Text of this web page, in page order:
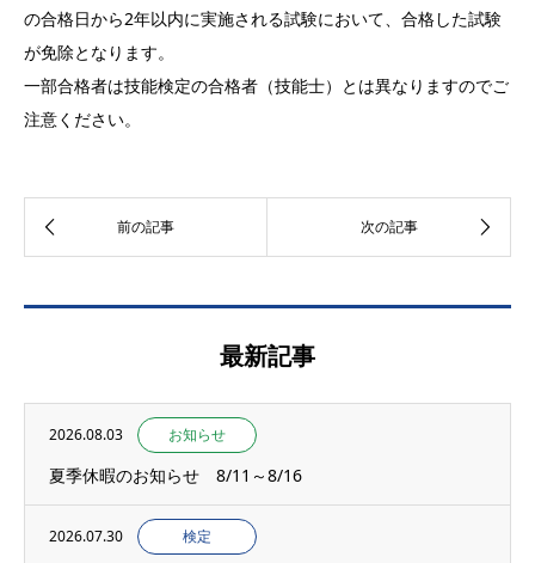
の合格日から2年以内に実施される試験において、合格した試験
が免除となります。
一部合格者は技能検定の合格者（技能士）とは異なりますのでご
注意ください。
最新記事
2026.08.03 お知らせ
夏季休暇のお知らせ 8/11～8/16
2026.07.30 検定